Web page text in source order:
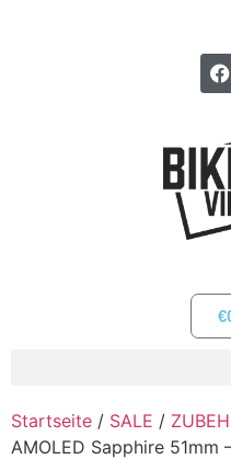
€
Startseite / SALE /
AMOLED Sapphire 51mm